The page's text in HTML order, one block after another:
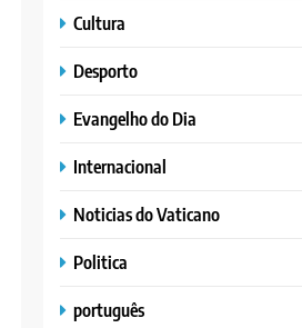
Cultura
Desporto
Evangelho do Dia
Internacional
Noticias do Vaticano
Politica
português